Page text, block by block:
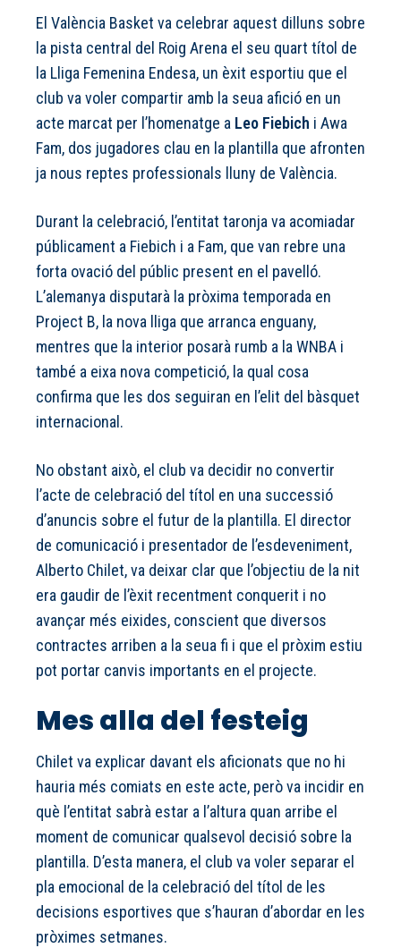
El València Basket va celebrar aquest dilluns sobre
la pista central del Roig Arena el seu quart títol de
la Lliga Femenina Endesa, un èxit esportiu que el
club va voler compartir amb la seua afició en un
acte marcat per l’homenatge a Leo Fiebich i Awa
Fam, dos jugadores clau en la plantilla que afronten
ja nous reptes professionals lluny de València.
Durant la celebració, l’entitat taronja va acomiadar
públicament a Fiebich i a Fam, que van rebre una
forta ovació del públic present en el pavelló.
L’alemanya disputarà la pròxima temporada en
Project B, la nova lliga que arranca enguany,
mentres que la interior posarà rumb a la WNBA i
també a eixa nova competició, la qual cosa
confirma que les dos seguiran en l’elit del bàsquet
internacional.
No obstant això, el club va decidir no convertir
l’acte de celebració del títol en una successió
d’anuncis sobre el futur de la plantilla. El director
de comunicació i presentador de l’esdeveniment,
Alberto Chilet, va deixar clar que l’objectiu de la nit
era gaudir de l’èxit recentment conquerit i no
avançar més eixides, conscient que diversos
contractes arriben a la seua fi i que el pròxim estiu
pot portar canvis importants en el projecte.
Mes alla del festeig
Chilet va explicar davant els aficionats que no hi
hauria més comiats en este acte, però va incidir en
què l’entitat sabrà estar a l’altura quan arribe el
moment de comunicar qualsevol decisió sobre la
plantilla. D’esta manera, el club va voler separar el
pla emocional de la celebració del títol de les
decisions esportives que s’hauran d’abordar en les
pròximes setmanes.